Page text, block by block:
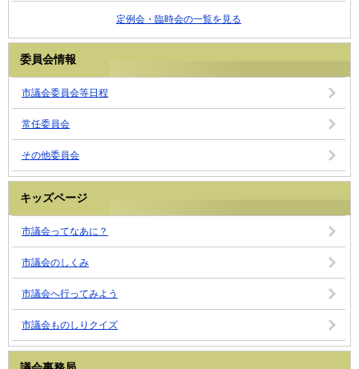
定例会・臨時会の一覧を見る
委員会情報
市議会委員会等日程
常任委員会
その他委員会
キッズページ
市議会ってなあに？
市議会のしくみ
市議会へ行ってみよう
市議会ものしりクイズ